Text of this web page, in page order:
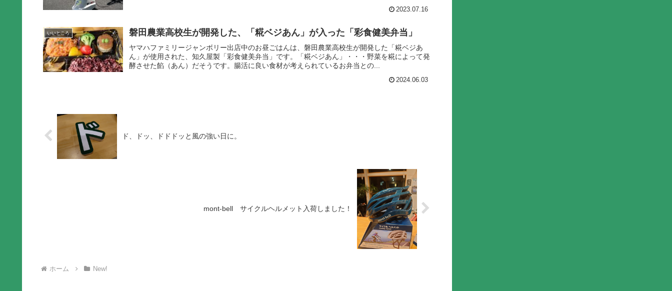
2023.07.16
いいところ 磐田農業高校生が開発した、「糀ベジあん」が入った「彩食健美弁当」
ヤマハファミリージャンボリー出店中のお昼ごはんは、磐田農業高校生が開発した「糀ベジあ
ん」が使用された、知久屋製「彩食健美弁当」です。「糀ベジあん」・・・野菜を糀によって発
酵させた餡（あん）だそうです。腸活に良い食材が考えられているお弁当との...
2024.06.03
ド、ドッ、ドドドッと風の強い日に。
mont-bell サイクルヘルメット入荷しました！
ホーム New!